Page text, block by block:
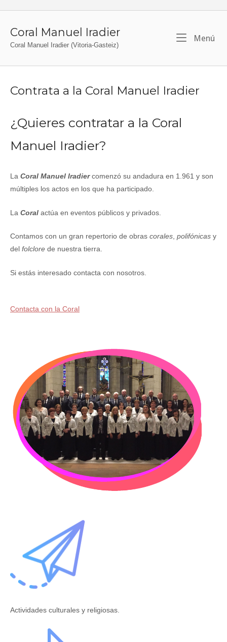
contenido
Coral Manuel Iradier
Coral Manuel Iradier (Vitoria-Gasteiz)
Menú
Contrata a la Coral Manuel Iradier
¿Quieres contratar a la Coral
Manuel Iradier?
La Coral Manuel Iradiercomenzó su andadura en 1.961 y son
múltiples los actos en los que ha participado.
La Coral actúa en eventos públicos y privados.
Contamos con un gran repertorio de obras corales, polifónicas y
del folclore de nuestra tierra.
Si estás interesado contacta con nosotros.
Contacta con la Coral
Actividades culturales y religiosas.